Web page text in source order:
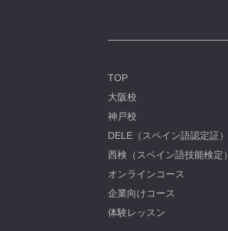
TOP
大阪校
神戸校
DELE（スペイン語認定証）
西検（スペイン語技能検定）
オンラインコース
企業向けコース
体験レッスン